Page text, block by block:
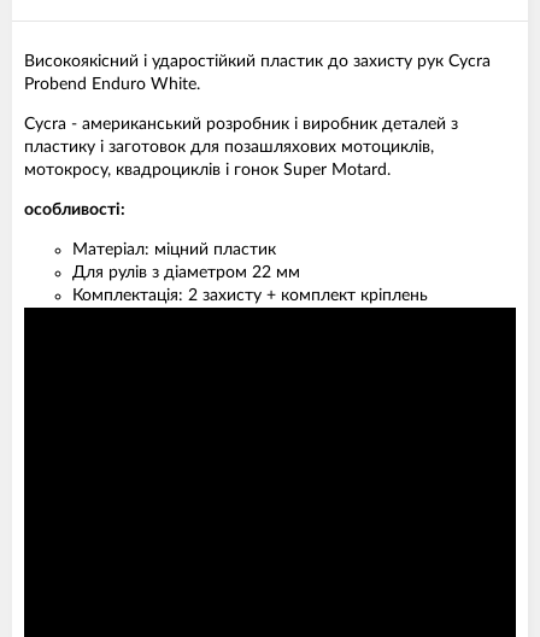
Високоякісний і ударостійкий пластик до захисту рук Cycra
Probend Enduro White.
Cycra - американський розробник і виробник деталей з
пластику і заготовок для позашляхових мотоциклів,
мотокросу, квадроциклів і гонок Super Motard.
особливості:
Матеріал: міцний пластик
Для рулів з діаметром 22 мм
Комплектація: 2 захисту + комплект кріплень